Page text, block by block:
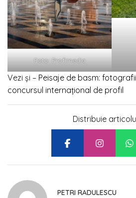
Foto: Profimedia
Vezi și – Peisaje de basm:
concursul internațional de profil
Distribuie
PETRI RADULESCU